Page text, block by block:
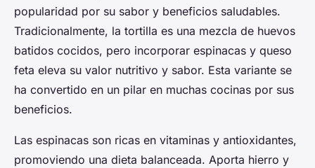
popularidad por su sabor y beneficios saludables.
Tradicionalmente, la tortilla es una mezcla de huevos
batidos cocidos, pero incorporar espinacas y queso
feta eleva su valor nutritivo y sabor. Esta variante se
ha convertido en un pilar en muchas cocinas por sus
beneficios.
Las espinacas son ricas en vitaminas y antioxidantes,
promoviendo una dieta balanceada. Aporta hierro y